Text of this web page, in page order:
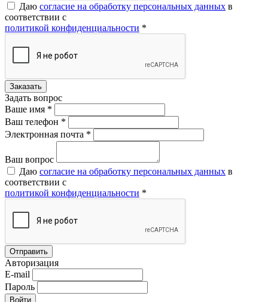
Даю согласие на обработку персональных данных в
соответствии с
политикой конфиденциальности *
Задать вопрос
Ваше имя *
Ваш телефон *
Электронная почта *
Ваш вопрос
Даю согласие на обработку персональных данных в
соответствии с
политикой конфиденциальности *
Авторизация
E-mail
Пароль